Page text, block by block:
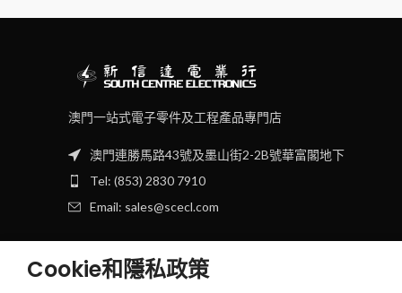
澳門一站式電子零件及工程產品專門店
澳門連勝馬路43號及墨山街2-2B號華富閣地下
Tel: (853) 2830 7910
Email: sales@scecl.com
Cookie和隱私政策